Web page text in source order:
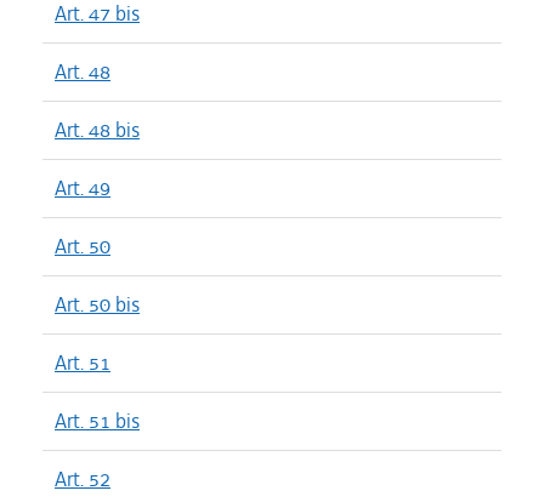
Art. 47 bis
Art. 48
Art. 48 bis
Art. 49
Art. 50
Art. 50 bis
Art. 51
Art. 51 bis
Art. 52